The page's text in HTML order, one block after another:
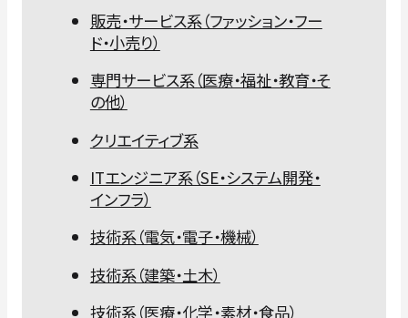
販売・サービス系（ファッション・フー
ド・小売り）
専門サービス系（医療・福祉・教育・そ
の他）
クリエイティブ系
ITエンジニア系（SE・システム開発・
インフラ）
技術系（電気・電子・機械）
技術系（建築・土木）
技術系（医療・化学・素材・食品）